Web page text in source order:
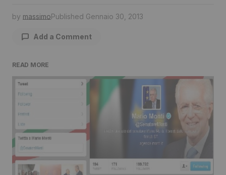
by massimoPublished Gennaio 30, 2013
Add a Comment
Il tuo indirizzo email non sarà pubblicato. I
campi obbligatori sono contrassegnati
*
READ MORE